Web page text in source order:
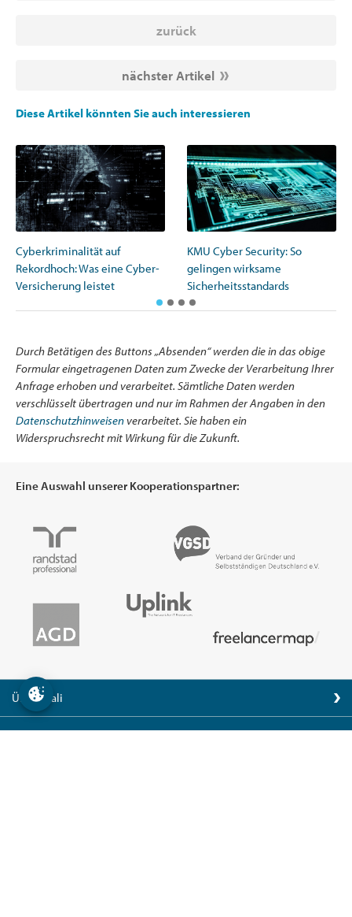
zurück
nächster Artikel
Diese Artikel könnten Sie auch interessieren
Cyberkriminalität auf
Rekordhoch: Was eine Cyber-
Versicherung leistet
KMU Cyber Security: So
gelingen wirksame
Sicherheitsstandards
Durch Betätigen des Buttons „Absenden“ werden die in das obige
Formular eingetragenen Daten zum Zwecke der Verarbeitung Ihrer
Anfrage erhoben und verarbeitet. Sämtliche Daten werden
verschlüsselt übertragen und nur im Rahmen der Angaben in den
Datenschutzhinweisenverarbeitet. Sie haben ein
Widerspruchsrecht mit Wirkung für die Zukunft.
Eine Auswahl unserer Kooperationspartner:
Über exali
Karriere